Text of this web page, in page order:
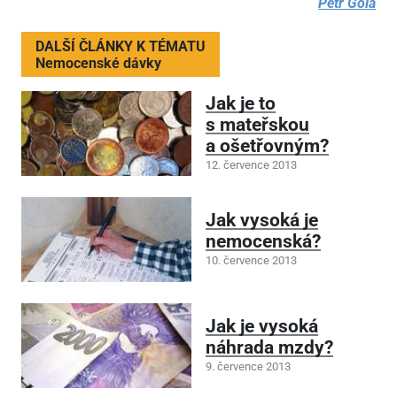
Petr Gola
DALŠÍ ČLÁNKY K TÉMATU
Nemocenské dávky
Jak je to
s mateřskou
a ošetřovným?
12. července 2013
Jak vysoká je
nemocenská?
10. července 2013
Jak je vysoká
náhrada mzdy?
9. července 2013